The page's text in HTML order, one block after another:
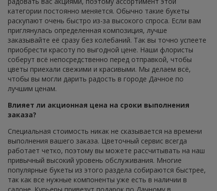
категории постоянно меняется. Обычно такие букеты
раскупают очень быстро из-за высокого спроса. Если вам
приглянулась определенная композиция, лучше
заказывайте её сразу без колебаний. Так вы точно успеете
приобрести красоту по выгодной цене. Наши флористы
соберут всё непосредственно перед отправкой, чтобы
цветы приехали свежими и красивыми. Мы делаем всё,
чтобы вы могли дарить радость в городе Дачное по
лучшим ценам.
Влияет ли акционная цена на сроки выполнения
заказа?
Специальная стоимость никак не сказывается на времени
выполнения вашего заказа. Цветочный сервис всегда
работает четко, поэтому вы можете рассчитывать на наш
привычный высокий уровень обслуживания. Многие
популярные букеты из этого раздела собираются быстрее,
так как все нужные компоненты уже есть в наличии в
салоне. Курьеры привезут подарок по Дачному в